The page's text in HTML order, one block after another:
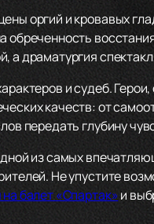
оргий и кровавых
а драматургия
и судеб.
качеств: от
передать глубину
из самых
Не упустите
балет «Спартак»и